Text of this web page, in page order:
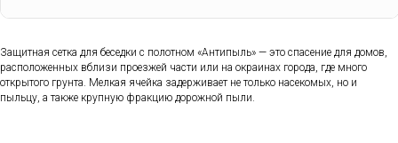
Защитная сетка для беседки с полотном «Антипыль» — это спасение для домов,
расположенных вблизи проезжей части или на окраинах города, где много
открытого грунта. Мелкая ячейка задерживает не только насекомых, но и
пыльцу, а также крупную фракцию дорожной пыли.